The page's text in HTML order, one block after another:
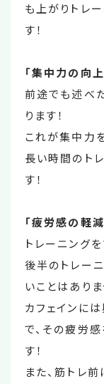
も上がりトレ
す！
「集中力の向上
前途でも述べ
ります！
これが集中力
長い時間のト
す！
「疲労感の軽減
トレーニング
後半のトレー
いことはありま
カフェインに
で、その疲労
す！
また、筋トレ